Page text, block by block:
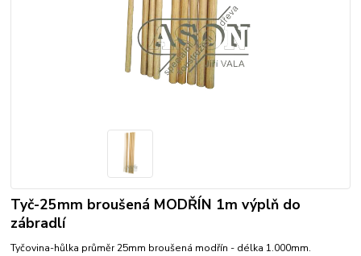
Tyč-25mm broušená MODŘÍN 1m výplň do
zábradlí
Tyčovina-hůlka průměr 25mm broušená modřín - délka 1.000mm.